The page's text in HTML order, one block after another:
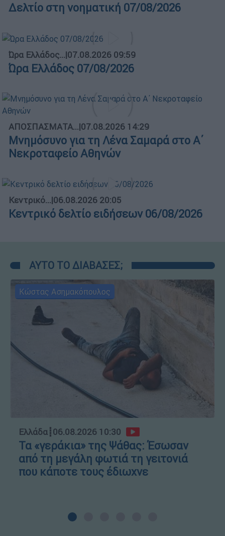
Δελτίο στη νοηματική 07/08/2026
Ώρα Ελλάδος...|07.08.2026 09:59
Ώρα Ελλάδος 07/08/2026
ΑΠΟΣΠΑΣΜΑΤΑ...|07.08.2026 14:29
Μνημόσυνο για τη Λένα Σαμαρά στο Α΄
Νεκροταφείο Αθηνών
Κεντρικό...|06.08.2026 20:05
Κεντρικό δελτίο ειδήσεων 06/08/2026
ΑΥΤΟ ΤΟ ΔΙΑΒΑΣΕΣ;
Κώστας Ασημακόπουλος
Ελλάδα┋06.08.2026 10:30
Τα «γεράκια» της Ψάθας: Έσωσαν
από τη μεγάλη φωτιά τη γειτονιά
που κάποτε τους έδιωχνε